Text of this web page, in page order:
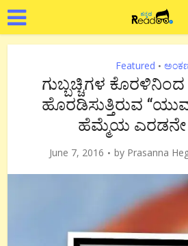
Featured •
ಗುಬ್ಬಚ್ಚಿಗಳ
ಹೊರಡಿಸುತ್ತಿರುವ
ಹೆಮ್ಮೆಯ
June 7, 2016 by Prasanna